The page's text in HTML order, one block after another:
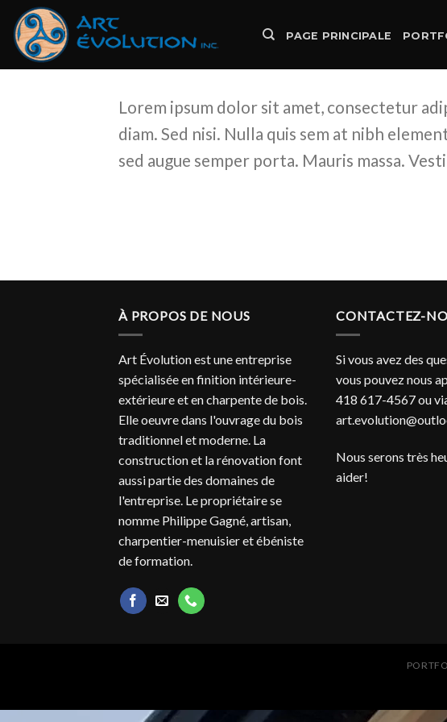
content
PAGE PRINCIPALE
Lorem ipsum dolor sit amet, consectetur
diam. Sed nisi. Nulla quis sem at nibh
sed augue semper porta. Mauris massa.
À PROPOS DE NOUS
Art Évolution est une entreprise
spécialisée en finition intérieure-
extérieure et en charpente de bois.
Elle oeuvre dans l'ouvrage du bois
traditionnel et moderne. La
construction et la rénovation font
aussi partie des domaines de
l'entreprise. Le propriétaire se
nomme Philippe Gagné, artisan,
charpentier-menuisier et ébéniste
de formation.
CONTACTEZ-
Si vous avez des
vous pouvez nous
418 617-4567 ou
Nous serons très
aider!